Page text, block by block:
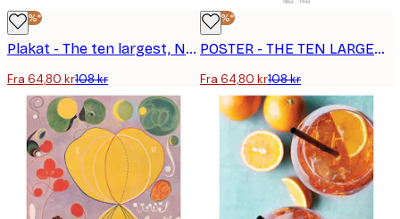
-40%*
Plakat - The ten largest, No.3, Youth by Hilma Af Klint
Fra 64,80 kr108 kr
-40%*
POSTER - THE TEN LARGEST, CHILDHOOD, NO. 2 BY HILMA AF KLINT
Fra 64,80 kr108 kr